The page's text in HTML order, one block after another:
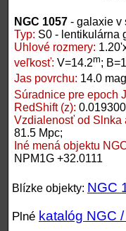
NGC 1057 - galaxie v
Typ: S0 - lentikulárna
Uhlové rozmery:
veľkosť: V=14.2m;
Jas povrchu: 14.0
Súradnice pre epoch
RedShift (z): 0.019300
Vzdialenosť od Slnka
81.5 Mpc;
Iné mená objektu
NPM1G +32.0111
Blízke objekty: NGC
Plné katalóg NGC /